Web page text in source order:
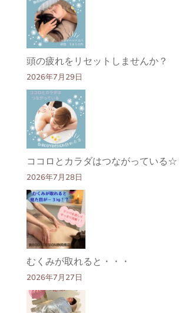
頭の疲れをリセットしませんか？
2026年7月29日
ココロとカラダはつながっている☆
2026年7月28日
むくみが取れると・・・
2026年7月27日